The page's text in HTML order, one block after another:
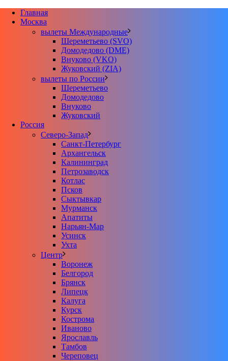
Главная
Москва
вылеты Международные
Шереметьево (SVO)
Домодедово (DME)
Внуково (VKO)
Жуковский (ZIA)
вылеты по России
Шереметьево
Домодедово
Внуково
Жуковский
Россия
Северо-Запад
Санкт-Петербург
Архангельск
Калининград
Петрозаводск
Котлас
Псков
Сыктывкар
Мурманск
Апатиты
Нарьян-Мар
Усинск
Ухта
Центр
Воронеж
Белгород
Брянск
Липецк
Калуга
Курск
Кострома
Иваново
Ярославль
Тамбов
Череповец